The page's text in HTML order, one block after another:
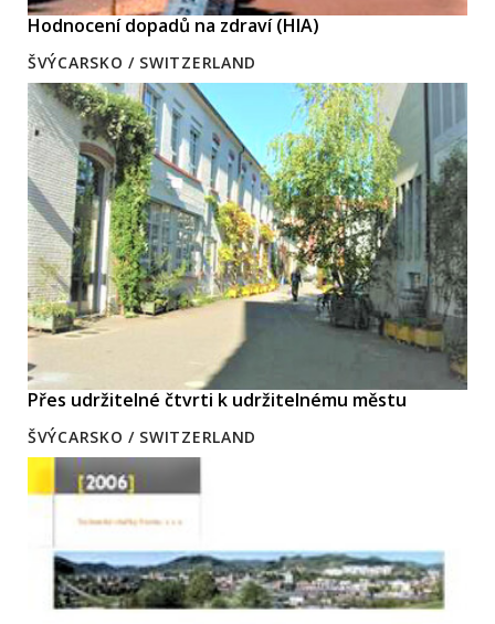
Hodnocení dopadů na zdraví (HIA)
ŠVÝCARSKO / SWITZERLAND
Přes udržitelné čtvrti k udržitelnému městu
ŠVÝCARSKO / SWITZERLAND